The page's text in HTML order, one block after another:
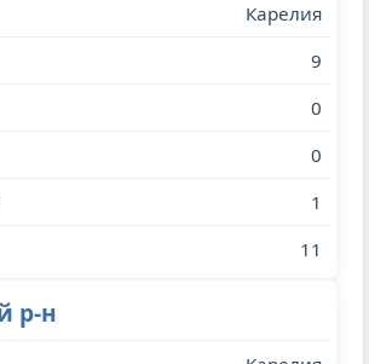
Карелия
9
0
0
1
11
р-н